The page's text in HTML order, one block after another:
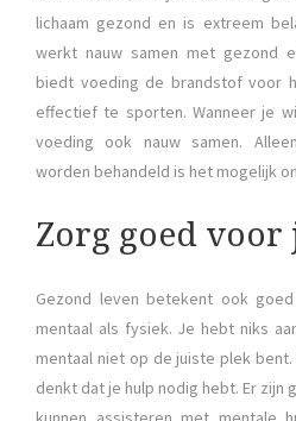
lichaam gezond en is extreem
werkt nauw samen met gezond
biedt voeding de brandstof voor
effectief te sporten. Wanneer je
voeding ook nauw samen.
worden behandeld is het mogelijk
Zorg goed voor
Gezond leven betekent ook
mentaal als fysiek. Je hebt niks
mentaal niet op de juiste plek
denkt dat je hulp nodig hebt. Er zijn